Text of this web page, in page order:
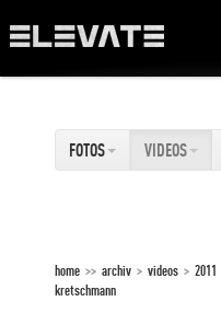
AWARDS
ARCHIV
FOTOS VIDEOS
home >> archiv > videos > 2011
kretschmann